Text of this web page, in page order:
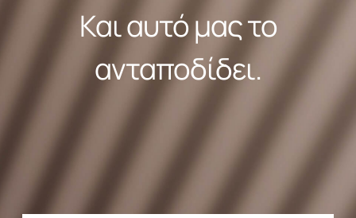
Και αυτό μας το
ανταποδίδει.